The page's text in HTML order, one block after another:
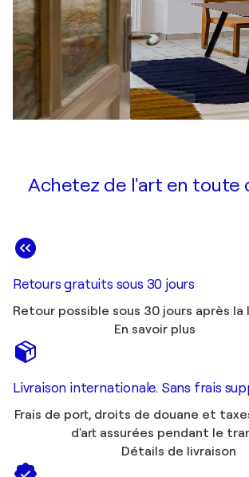
Achetez de l'art en toute
Retours gratuits sous 30 jours
Retour possible sous 30 jours après la
En savoir plus
Livraison internationale. Sans frais
Frais de port, droits de douane et
d'art assurées pendant le
Détails de livraison